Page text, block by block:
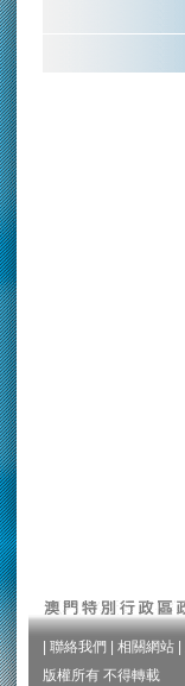
聯絡我們 相關網站
版權所有 不得轉載